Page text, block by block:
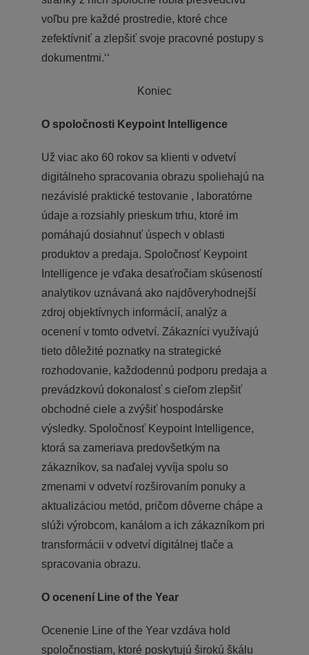
voľbu pre každé prostredie, ktoré chce
zefektívniť a zlepšiť svoje pracovné postupy s
dokumentmi.‘‘
Koniec
O spoločnosti Keypoint Intelligence
Už viac ako 60 rokov sa klienti v odvetví
digitálneho spracovania obrazu spoliehajú na
nezávislé praktické testovanie , laboratórne
údaje a rozsiahly prieskum trhu, ktoré im
pomáhajú dosiahnuť úspech v oblasti
produktov a predaja. Spoločnosť Keypoint
Intelligence je vďaka desaťročiam skúseností
analytikov uznávaná ako najdôveryhodnejší
zdroj objektívnych informácií, analýz a
ocenení v tomto odvetví. Zákazníci využívajú
tieto dôležité poznatky na strategické
rozhodovanie, každodennú podporu predaja a
prevádzkovú dokonalosť s cieľom zlepšiť
obchodné ciele a zvýšiť hospodárske
výsledky. Spoločnosť Keypoint Intelligence,
ktorá sa zameriava predovšetkým na
zákazníkov, sa naďalej vyvíja spolu so
zmenami v odvetví rozširovaním ponuky a
aktualizáciou metód, pričom dôverne chápe a
slúži výrobcom, kanálom a ich zákazníkom pri
transformácii v odvetví digitálnej tlače a
spracovania obrazu.
O ocenení Line of the Year
Ocenenie Line of the Year vzdáva hold
spoločnostiam, ktoré poskytujú širokú škálu